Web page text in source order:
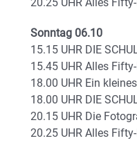
20.25 UHR Alles
Sonntag 06.10
15.15 UHR DIE
15.45 UHR Alles
18.00 UHR Ein
18.00 UHR DIE
20.15 UHR Die
20.25 UHR Alles